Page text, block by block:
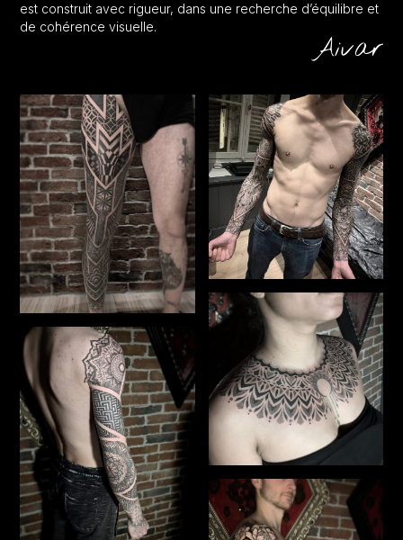
est construit avec rigueur, dans une recherche d’équilibre et
de cohérence visuelle.
Aivar